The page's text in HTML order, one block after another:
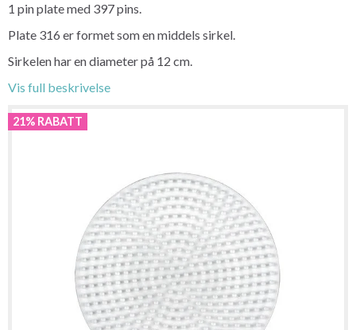
1 pin plate med 397 pins.
Plate 316 er formet som en middels sirkel.
Sirkelen har en diameter på 12 cm.
Vis full beskrivelse
21% RABATT